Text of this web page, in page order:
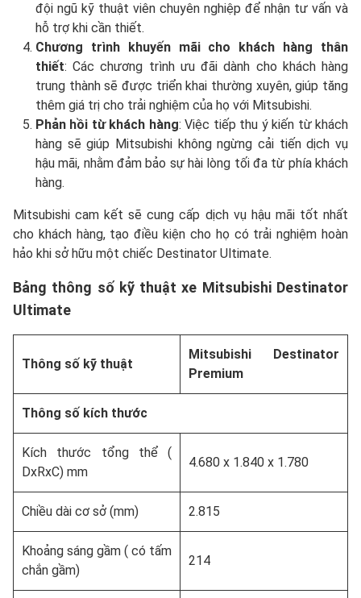
đội ngũ kỹ thuật viên chuyên nghiệp để nhận tư vấn và
hỗ trợ khi cần thiết.
Chương trình khuyến mãi cho khách hàng thân
thiết: Các chương trình ưu đãi dành cho khách hàng
trung thành sẽ được triển khai thường xuyên, giúp tăng
thêm giá trị cho trải nghiệm của họ với Mitsubishi.
Phản hồi từ khách hàng: Việc tiếp thu ý kiến từ khách
hàng sẽ giúp Mitsubishi không ngừng cải tiến dịch vụ
hậu mãi, nhằm đảm bảo sự hài lòng tối đa từ phía khách
hàng.
Mitsubishi cam kết sẽ cung cấp dịch vụ hậu mãi tốt nhất
cho khách hàng, tạo điều kiện cho họ có trải nghiệm hoàn
hảo khi sở hữu một chiếc Destinator Ultimate.
Bảng thông số kỹ thuật xe Mitsubishi Destinator
Ultimate
Thông số kỹ thuật
Mitsubishi Destinator
Premium
Thông số kích thước
Kích thước tổng thể (
DxRxC) mm
4.680 x 1.840 x 1.780
Chiều dài cơ sở (mm) 2.815
Khoảng sáng gầm ( có tấm
chắn gầm)
214